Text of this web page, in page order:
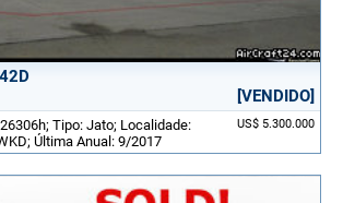
[VENDIDO]
US$ 5.300.000
Tipo: Jato; Localidade:
Última Anual: 9/2017